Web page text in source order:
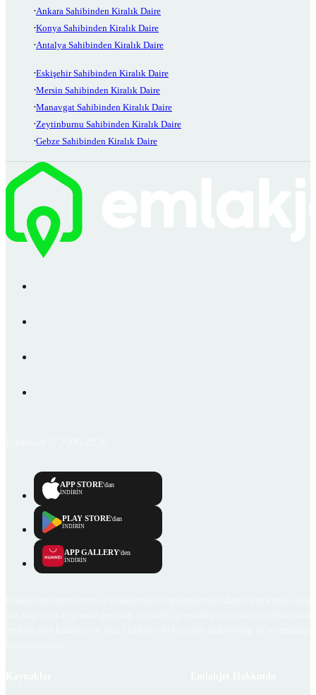
Ankara Sahibinden Kiralık Daire
Konya Sahibinden Kiralık Daire
Antalya Sahibinden Kiralık Daire
Eskişehir Sahibinden Kiralık Daire
Mersin Sahibinden Kiralık Daire
Manavgat Sahibinden Kiralık Daire
Zeytinburnu Sahibinden Kiralık Daire
Gebze Sahibinden Kiralık Daire
APP STORE'dan
İNDİRİN
PLAY STORE'dan
İNDİRİN
APP GALLERY'den
İNDİRİN